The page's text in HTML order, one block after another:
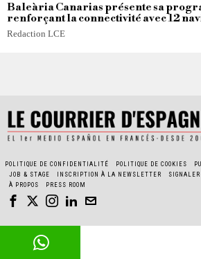
Baleària Canarias présente sa
renforçant la connectivité avec 12
Redaction LCE
POLITIQUE DE CONFIDENTIALITÉ POLITIQUE DE COOKIES
JOB & STAGE
INSCRIPTION À LA NEWSLETTER
À PROPOS
PRESS ROOM